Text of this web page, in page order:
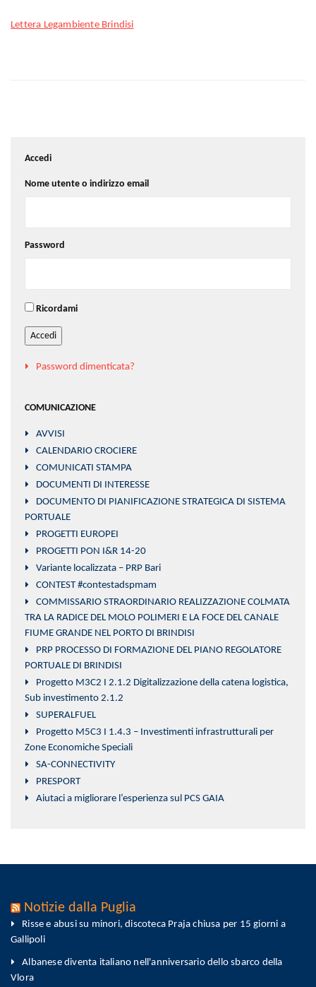
Lettera Legambiente Brindisi
Accedi
Nome utente o indirizzo email
Password
Ricordami
Accedi
Password dimenticata?
COMUNICAZIONE
AVVISI
CALENDARIO CROCIERE
COMUNICATI STAMPA
DOCUMENTI DI INTERESSE
DOCUMENTO DI PIANIFICAZIONE STRATEGICA DI SISTEMA
PORTUALE
PROGETTI EUROPEI
PROGETTI PON I&R 14-20
Variante localizzata – PRP Bari
CONTEST #contestadspmam
COMMISSARIO STRAORDINARIO REALIZZAZIONE COLMATA
TRA LA RADICE DEL MOLO POLIMERI E LA FOCE DEL CANALE
FIUME GRANDE NEL PORTO DI BRINDISI
PRP PROCESSO DI FORMAZIONE DEL PIANO REGOLATORE
PORTUALE DI BRINDISI
Progetto M3C2 I 2.1.2 Digitalizzazione della catena logistica,
Sub investimento 2.1.2
SUPERALFUEL
Progetto M5C3 I 1.4.3 – Investimenti infrastrutturali per
Zone Economiche Speciali
SA-CONNECTIVITY
PRESPORT
Aiutaci a migliorare l’esperienza sul PCS GAIA
Notizie dalla Puglia
Risse e abusi su minori, discoteca Praja chiusa per 15 giorni a
Gallipoli
Albanese diventa italiano nell'anniversario dello sbarco della
Vlora